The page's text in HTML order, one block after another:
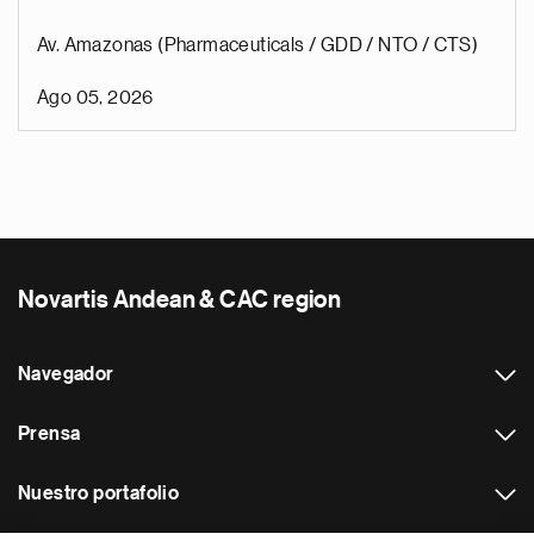
Av. Amazonas (Pharmaceuticals / GDD / NTO / CTS)
Ago 05, 2026
Novartis Andean & CAC region
Navegador
Prensa
Nuestro portafolio